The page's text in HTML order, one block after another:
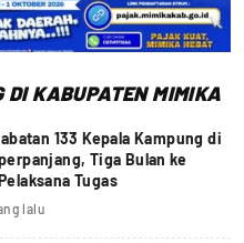
KABUPATEN MIMIKA
133 Kepala Kampung di
Tiga Bulan ke
Tugas
lalu